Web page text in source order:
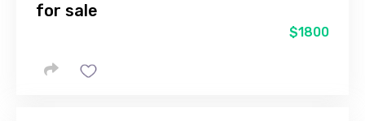
for sale
$1800